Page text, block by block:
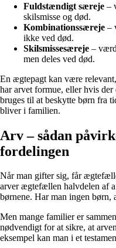
Fuldstændigt særeje –
skilsmisse og død.
Kombinationssæreje –
ikke ved død.
Skilsmissesæreje –
men deles ved død.
En ægtepagt kan være
har arvet formue, eller hvis
bruges til at beskytte børn fra
bliver i familien.
Arv – sådan
fordelingen
Når man gifter sig, får
arver ægtefællen halvdelen af
børnene. Har man ingen
Men mange familier er
nødvendigt for at sikre, at
eksempel kan man i et